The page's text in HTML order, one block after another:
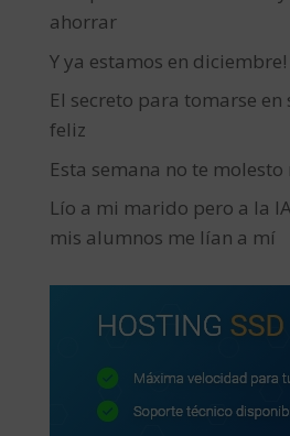
ahorrar
Y ya estamos en diciembre!
El secreto para tomarse en
feliz
Esta semana no te molesto
Lío a mi marido pero a la
mis alumnos me lían a mí